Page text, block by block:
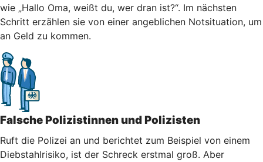
wie „Hallo Oma, weißt du, wer dran ist?“. Im nächsten
Schritt erzählen sie von einer angeblichen Notsituation, um
an Geld zu kommen.
Falsche Polizistinnen und Polizisten
Ruft die Polizei an und berichtet zum Beispiel von einem
Diebstahlrisiko, ist der Schreck erstmal groß. Aber